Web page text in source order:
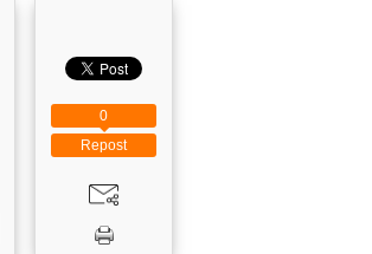
Repost
0